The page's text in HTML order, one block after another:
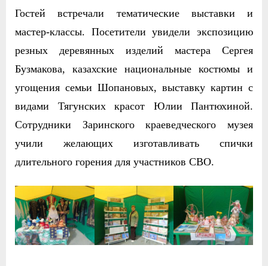
Гостей встречали тематические выставки и
мастер-классы. Посетители увидели экспозицию
резных деревянных изделий мастера Сергея
Бузмакова, казахские национальные костюмы и
угощения семьи Шопановых, выставку картин с
видами Тягунских красот Юлии Пантюхиной.
Сотрудники Заринского краеведческого музея
учили желающих изготавливать спички
длительного горения для участников СВО.